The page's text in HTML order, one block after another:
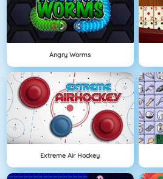
Angry Worms
Extreme Air Hockey